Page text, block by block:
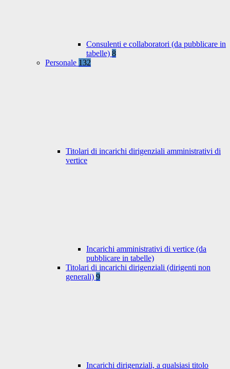
Consulenti e collaboratori (da pubblicare in
tabelle) 8
Personale 132
Titolari di incarichi dirigenziali amministrativi di
vertice
Incarichi amministrativi di vertice (da
pubblicare in tabelle)
Titolari di incarichi dirigenziali (dirigenti non
generali) 9
Incarichi dirigenziali, a qualsiasi titolo